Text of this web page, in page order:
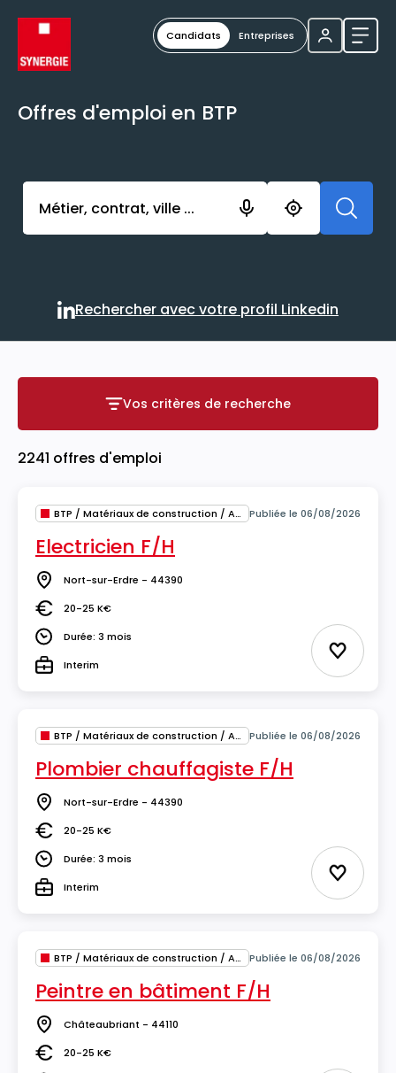
Candidats Entreprises
Offres d'emploi en BTP
Activer l’élément pour lancer l’enregistrement.
Rechercher avec votre
Rechercher avec votre profil Linkedin
Vos critères de recherche
Vos critères de recherche
2241 offres d'emploi
BTP / Matériaux de construction / Architecture Publiée le 06/08/2026
Electricien F/H
Lieu Nort-sur-Erdre - 44390
Salaire20-25 K€
DuréeDurée: 3 mois
TypeInterim Ajouter
BTP / Matériaux de construction / Architecture Publiée le 06/08/2026
Plombier chauffagiste F/H
Lieu Nort-sur-Erdre - 44390
Salaire20-25 K€
DuréeDurée: 3 mois
TypeInterim Ajouter
BTP / Matériaux de construction / Architecture Publiée le 06/08/2026
Peintre en bâtiment F/H
Lieu Châteaubriant - 44110
Salaire20-25 K€